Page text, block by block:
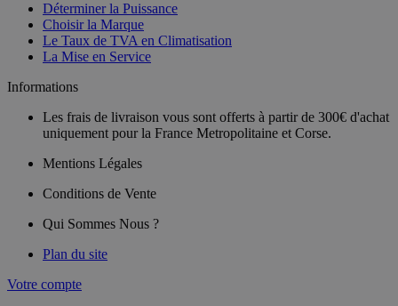
Déterminer la Puissance
Choisir la Marque
Le Taux de TVA en Climatisation
La Mise en Service
Informations
Les frais de livraison vous sont offerts à partir de 300€ d'achat
uniquement pour la France Metropolitaine et Corse.
Mentions Légales
Conditions de Vente
Qui Sommes Nous ?
Plan du site
Votre compte